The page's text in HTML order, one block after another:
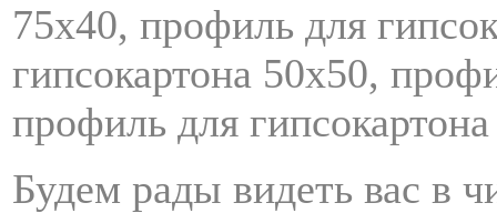
75х40, профиль для
гипсокартона 50х50,
профиль для
Будем рады видеть вас в